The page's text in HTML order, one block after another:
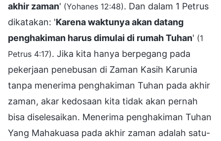
akhir zaman' (Yohanes 12:48). Dan dalam 1 Petrus
dikatakan: 'Karena waktunya akan datang
penghakiman harus dimulai di rumah Tuhan' (1
Petrus 4:17). Jika kita hanya berpegang pada
pekerjaan penebusan di Zaman Kasih Karunia
tanpa menerima penghakiman Tuhan pada akhir
zaman, akar kedosaan kita tidak akan pernah
bisa diselesaikan. Menerima penghakiman Tuhan
Yang Mahakuasa pada akhir zaman adalah satu-